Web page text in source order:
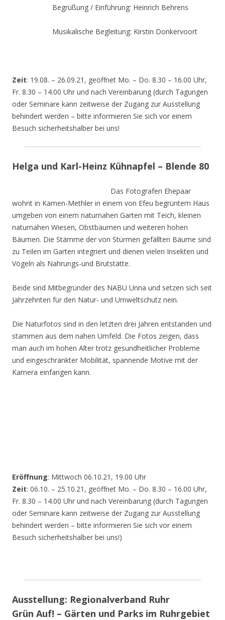
Begrüßung / Einführung: Heinrich Behrens
Musikalische Begleitung: Kirstin Donkervoort
Zeit: 19.08. – 26.09.21, geöffnet Mo. – Do. 8.30 – 16.00 Uhr,
Fr. 8.30 – 14.00 Uhr und nach Vereinbarung (durch Tagungen
oder Seminare kann zeitweise der Zugang zur Ausstellung
behindert werden – bitte informieren Sie sich vor einem
Besuch sicherheitshalber bei uns!
Helga und Karl-Heinz Kühnapfel – Blende 80
Das Fotografen Ehepaar
wohnt in Kamen-Methler in einem von Efeu begrüntem Haus
umgeben von einem naturnahen Garten mit Teich, kleinen
naturnahen Wiesen, Obstbäumen und weiteren hohen
Bäumen. Die Stämme der von Stürmen gefällten Bäume sind
zu Teilen im Garten integriert und dienen vielen Insekten und
Vögeln als Nahrungs-und Brutstätte.
Beide sind Mitbegründer des NABU Unna und setzen sich seit
Jahrzehnten für den Natur- und Umweltschutz nein.
Die Naturfotos sind in den letzten drei Jahren entstanden und
stammen aus dem nahen Umfeld. Die Fotos zeigen, dass
man auch im hohen Alter trotz gesundheitlicher Probleme
und eingeschränkter Mobilität, spannende Motive mit der
Kamera einfangen kann.
Eröffnung: Mittwoch 06.10.21, 19.00 Uhr
Zeit: 06.10. – 25.10.21, geöffnet Mo. – Do. 8.30 – 16.00 Uhr,
Fr. 8.30 – 14.00 Uhr und nach Vereinbarung (durch Tagungen
oder Seminare kann zeitweise der Zugang zur Ausstellung
behindert werden – bitte informieren Sie sich vor einem
Besuch sicherheitshalber bei uns!)
Ausstellung: Regionalverband Ruhr
Grün Auf! – Gärten und Parks im Ruhrgebiet